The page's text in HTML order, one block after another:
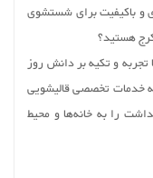
و باکیفیت برای شستشوی
هستید؟
تجربه و تکیه بر دانش روز
خدمات تخصصی قالیشویی
را به خانه‌ها و محیط